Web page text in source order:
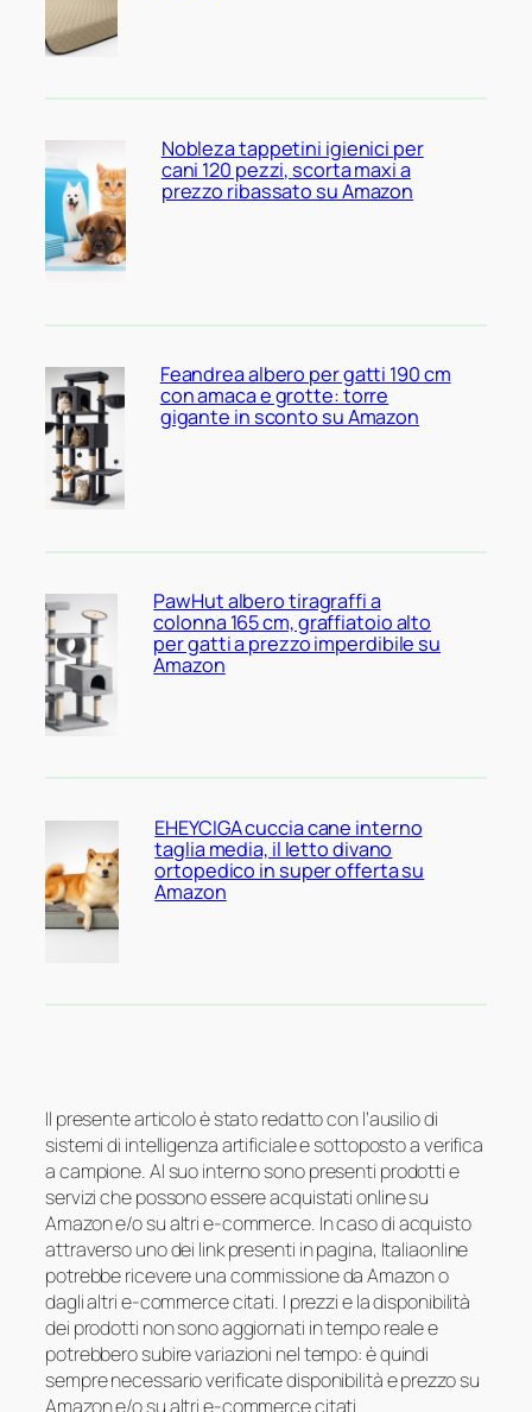
Nobleza tappetini igienici per
cani 120 pezzi, scorta maxi a
prezzo ribassato su Amazon
Feandrea albero per gatti 190 cm
con amaca e grotte: torre
gigante in sconto su Amazon
PawHut albero tiragraffi a
colonna 165 cm, graffiatoio alto
per gatti a prezzo imperdibile su
Amazon
EHEYCIGA cuccia cane interno
taglia media, il letto divano
ortopedico in super offerta su
Amazon
Il presente articolo è stato redatto con l’ausilio di
sistemi di intelligenza artificiale e sottoposto a verifica
a campione. Al suo interno sono presenti prodotti e
servizi che possono essere acquistati online su
Amazon e/o su altri e-commerce. In caso di acquisto
attraverso uno dei link presenti in pagina, Italiaonline
potrebbe ricevere una commissione da Amazon o
dagli altri e-commerce citati. I prezzi e la disponibilità
dei prodotti non sono aggiornati in tempo reale e
potrebbero subire variazioni nel tempo: è quindi
sempre necessario verificate disponibilità e prezzo su
Amazon e/o su altri e-commerce citati.